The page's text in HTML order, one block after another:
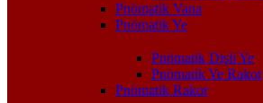
Pnömatik Vana
Pnömatik Ye
Pnömatik Dişli Ye
Pnömatik Ye Rakor
Pnömatik Rakor